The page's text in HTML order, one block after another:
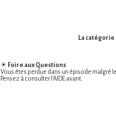
La
☀ Foire aux Questions
Vous êtes perdue dans un épisode malgré
Pensez à consulter l'AIDE avant.